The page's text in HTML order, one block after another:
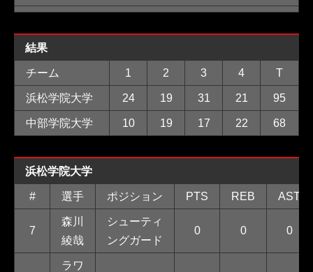
結果
チーム 1 2 3 4 T
浜松学院大学 24 19 31 21 95
中部学院大学 10 19 17 22 68
浜松学院大学
# 選手 ポジション PTS REB AST
7
森川
綾哉
シューティ
ングガード
0 0 0
ラワ